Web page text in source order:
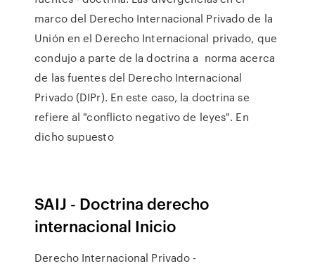
marco del Derecho Internacional Privado de la
Unión en el Derecho Internacional privado, que
condujo a parte de la doctrina a norma acerca
de las fuentes del Derecho Internacional
Privado (DIPr). En este caso, la doctrina se
refiere al "conflicto negativo de leyes". En
dicho supuesto
SAIJ - Doctrina derecho
internacional Inicio
Derecho Internacional Privado -